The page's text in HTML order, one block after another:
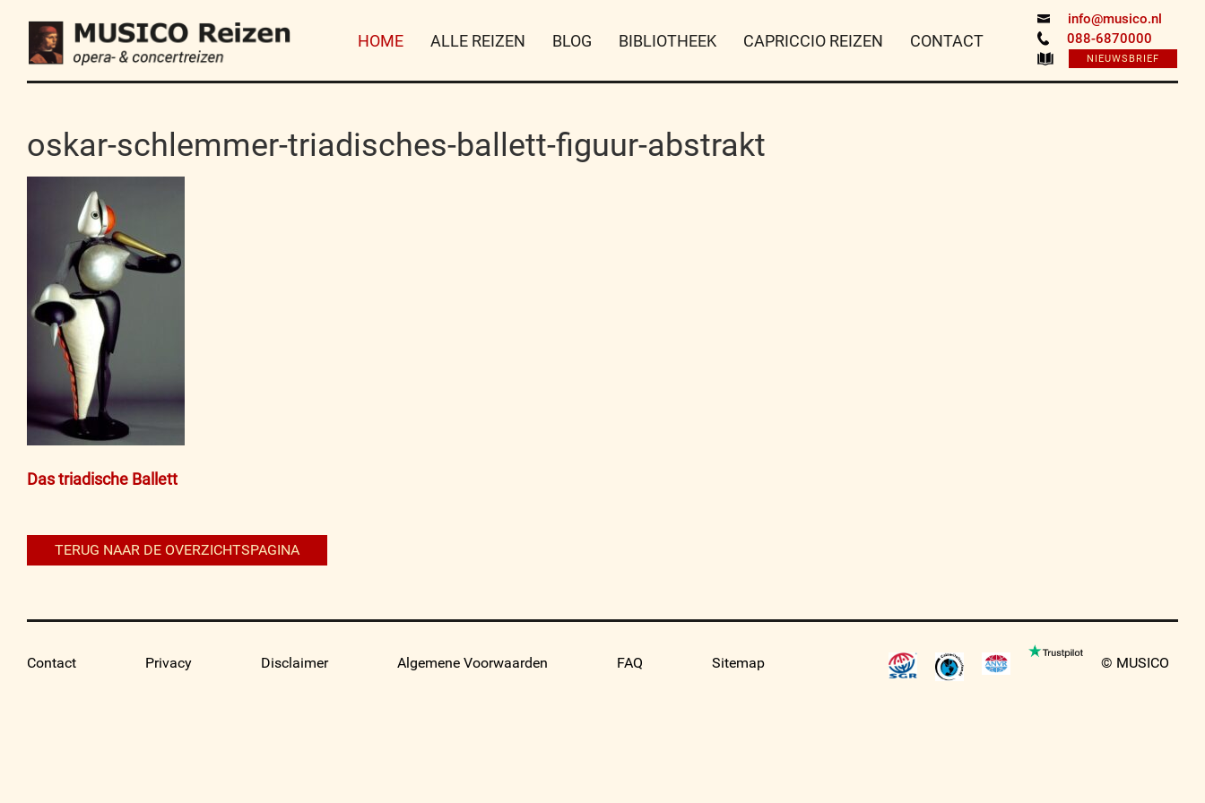
info@musico.nl
088-6870000
NIEUWSBRIEF
HOME ALLE REIZEN BLOG BIBLIOTHEEK CAPRICCIO REIZEN CONTACT
oskar-schlemmer-triadisches-ballett-figuur-abstrakt
Bericht
Das triadische Ballett
TERUG NAAR DE OVERZICHTSPAGINA
Contact Privacy Disclaimer Algemene Voorwaarden FAQ Sitemap © MUSICO